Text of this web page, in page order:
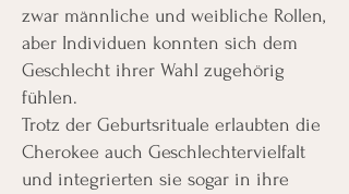
zwar männliche und weibliche Rollen,
aber Individuen konnten sich dem
Geschlecht ihrer Wahl zugehörig
fühlen.
Trotz der Geburtsrituale erlaubten die
Cherokee auch Geschlechtervielfalt
und integrierten sie sogar in ihre